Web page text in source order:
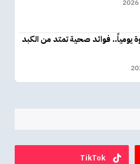
يومياً.. فوائد صحية تمتد من الكبد
TikTok